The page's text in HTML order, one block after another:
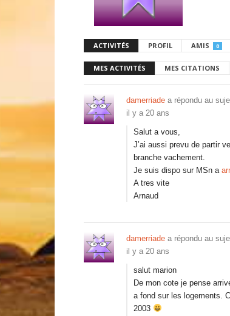
ACTIVITÉS PROFIL AMIS 0
MES ACTIVITÉS MES CITATIONS
damerriade a répondu au
il y a 20 ans
Salut a vous,
J’ai aussi prevu de partir
branche vachement.
Je suis dispo sur MSn a
A tres vite
Arnaud
damerriade a répondu au
il y a 20 ans
salut marion
De mon cote je pense
a fond sur les logements.
2003